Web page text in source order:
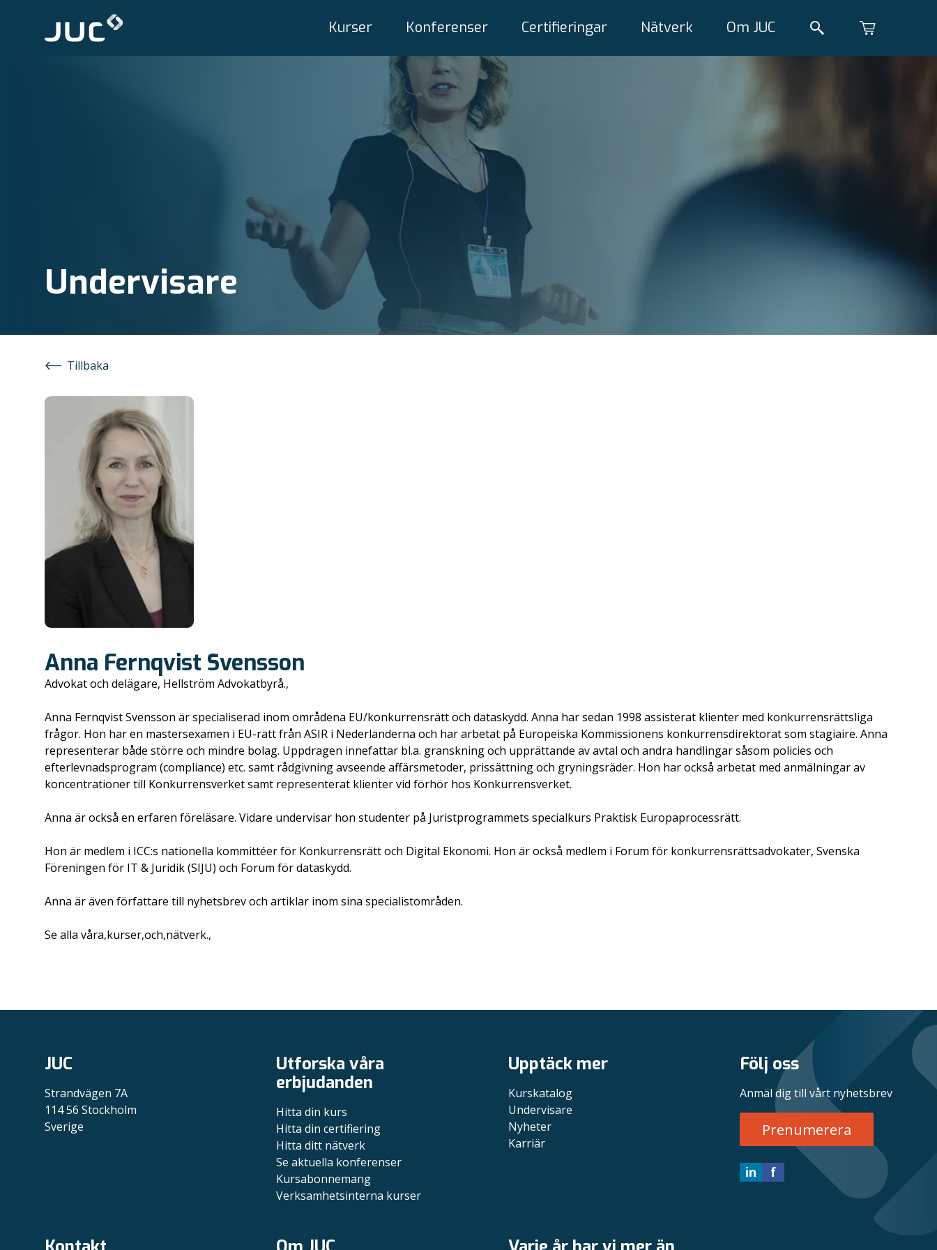
Kurser Konferenser Certifieringar Nätverk Om JUC
Undervisare
Tillbaka
Anna Fernqvist Svensson
Advokat och delägare, Hellström Advokatbyrå.,
Anna Fernqvist Svensson är specialiserad inom områdena EU/konkurrensrätt och dataskydd. Anna har sedan 1998 assisterat klienter med konkurrensrättsliga
frågor. Hon har en mastersexamen i EU-rätt från ASIR i Nederländerna och har arbetat på Europeiska Kommissionens konkurrensdirektorat som stagiaire. Anna
representerar både större och mindre bolag. Uppdragen innefattar bl.a. granskning och upprättande av avtal och andra handlingar såsom policies och
efterlevnadsprogram (compliance) etc. samt rådgivning avseende affärsmetoder, prissättning och gryningsräder. Hon har också arbetat med anmälningar av
koncentrationer till Konkurrensverket samt representerat klienter vid förhör hos Konkurrensverket.
Anna är också en erfaren föreläsare. Vidare undervisar hon studenter på Juristprogrammets specialkurs Praktisk Europaprocessrätt.
Hon är medlem i ICC:s nationella kommittéer för Konkurrensrätt och Digital Ekonomi. Hon är också medlem i Forum för konkurrensrättsadvokater, Svenska
Föreningen för IT & Juridik (SIJU) och Forum för dataskydd.
Anna är även författare till nyhetsbrev och artiklar inom sina specialistområden.
Se alla våra,kurser,och,nätverk.,
JUC
Strandvägen 7A
114 56 Stockholm
Sverige
Utforska våra
erbjudanden
Hitta din kurs
Hitta din certifiering
Hitta ditt nätverk
Se aktuella konferenser
Kursabonnemang
Verksamhetsinterna kurser
Upptäck mer
Kurskatalog
Undervisare
Nyheter
Karriär
Följ oss
Anmäl dig till vårt nyhetsbrev
Prenumerera
in f